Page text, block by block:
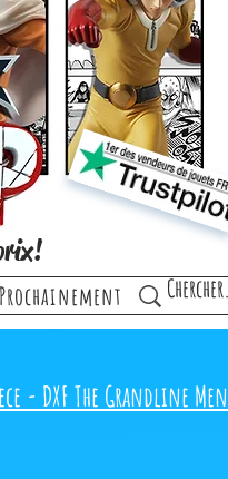
Prochainement
- DXF The Grandline Men